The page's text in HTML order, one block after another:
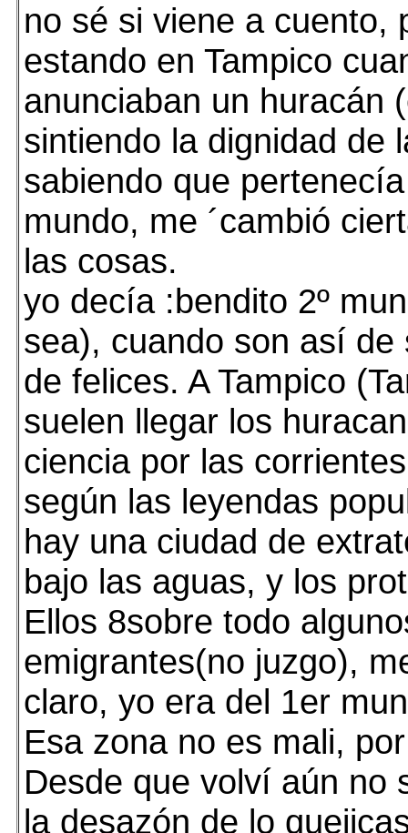
no sé si viene a cuento,
estando en Tampico
anunciaban un huracán
sintiendo la dignidad de
sabiendo que
mundo, me ´cambió
las cosas.
yo decía :bendito 2º
sea), cuando son así de
de felices. A Tampico
suelen llegar los
ciencia por las
según las leyendas
hay una ciudad de
bajo las aguas, y los
Ellos 8sobre todo
emigrantes(no juzgo),
claro, yo era del 1er
Esa zona no es mali,
Desde que volví aún no
la desazón de lo